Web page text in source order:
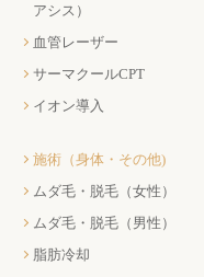
アシス）
血管レーザー
サーマクールCPT
イオン導入
施術（身体・その他)
ムダ毛・脱毛（女性）
ムダ毛・脱毛（男性）
脂肪冷却